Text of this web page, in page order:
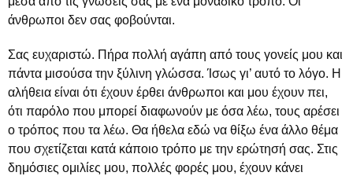
άνθρωποι δεν σας φοβούνται.
Σας ευχαριστώ. Πήρα πολλή αγάπη από τους γονείς μου και
πάντα μισούσα την ξύλινη γλώσσα. Ίσως γι’ αυτό το λόγο. Η
αλήθεια είναι ότι έχουν έρθει άνθρωποι και μου έχουν πει,
ότι παρόλο που μπορεί διαφωνούν με όσα λέω, τους αρέσει
ο τρόπος που τα λέω. Θα ήθελα εδώ να θίξω ένα άλλο θέμα
που σχετίζεται κατά κάποιο τρόπο με την ερώτησή σας. Στις
δημόσιες ομιλίες μου, πολλές φορές μου, έχουν κάνει